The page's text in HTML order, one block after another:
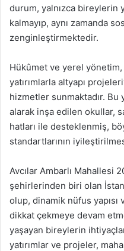
durum, yalnızca bireylerin
kalmayıp, aynı zamanda
zenginleştirmektedir.
Hükûmet ve yerel yönetim,
yatırımlarla altyapı
hizmetler sunmaktadır. Bu
alarak inşa edilen okullar,
hatları ile desteklenmiş,
standartlarının
Avcılar Ambarlı Mahallesi
şehirlerinden biri olan
olup, dinamik nüfus
dikkat çekmeye devam
yaşayan bireylerin
yatırımlar ve projeler,